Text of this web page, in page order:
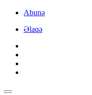
Abunə
Əlaqə